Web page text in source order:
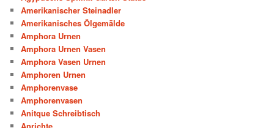
Amerikanischer Steinadler
Amerikanisches Ölgemälde
Amphora Urnen
Amphora Urnen Vasen
Amphora Vasen Urnen
Amphoren Urnen
Amphorenvase
Amphorenvasen
Anitque Schreibtisch